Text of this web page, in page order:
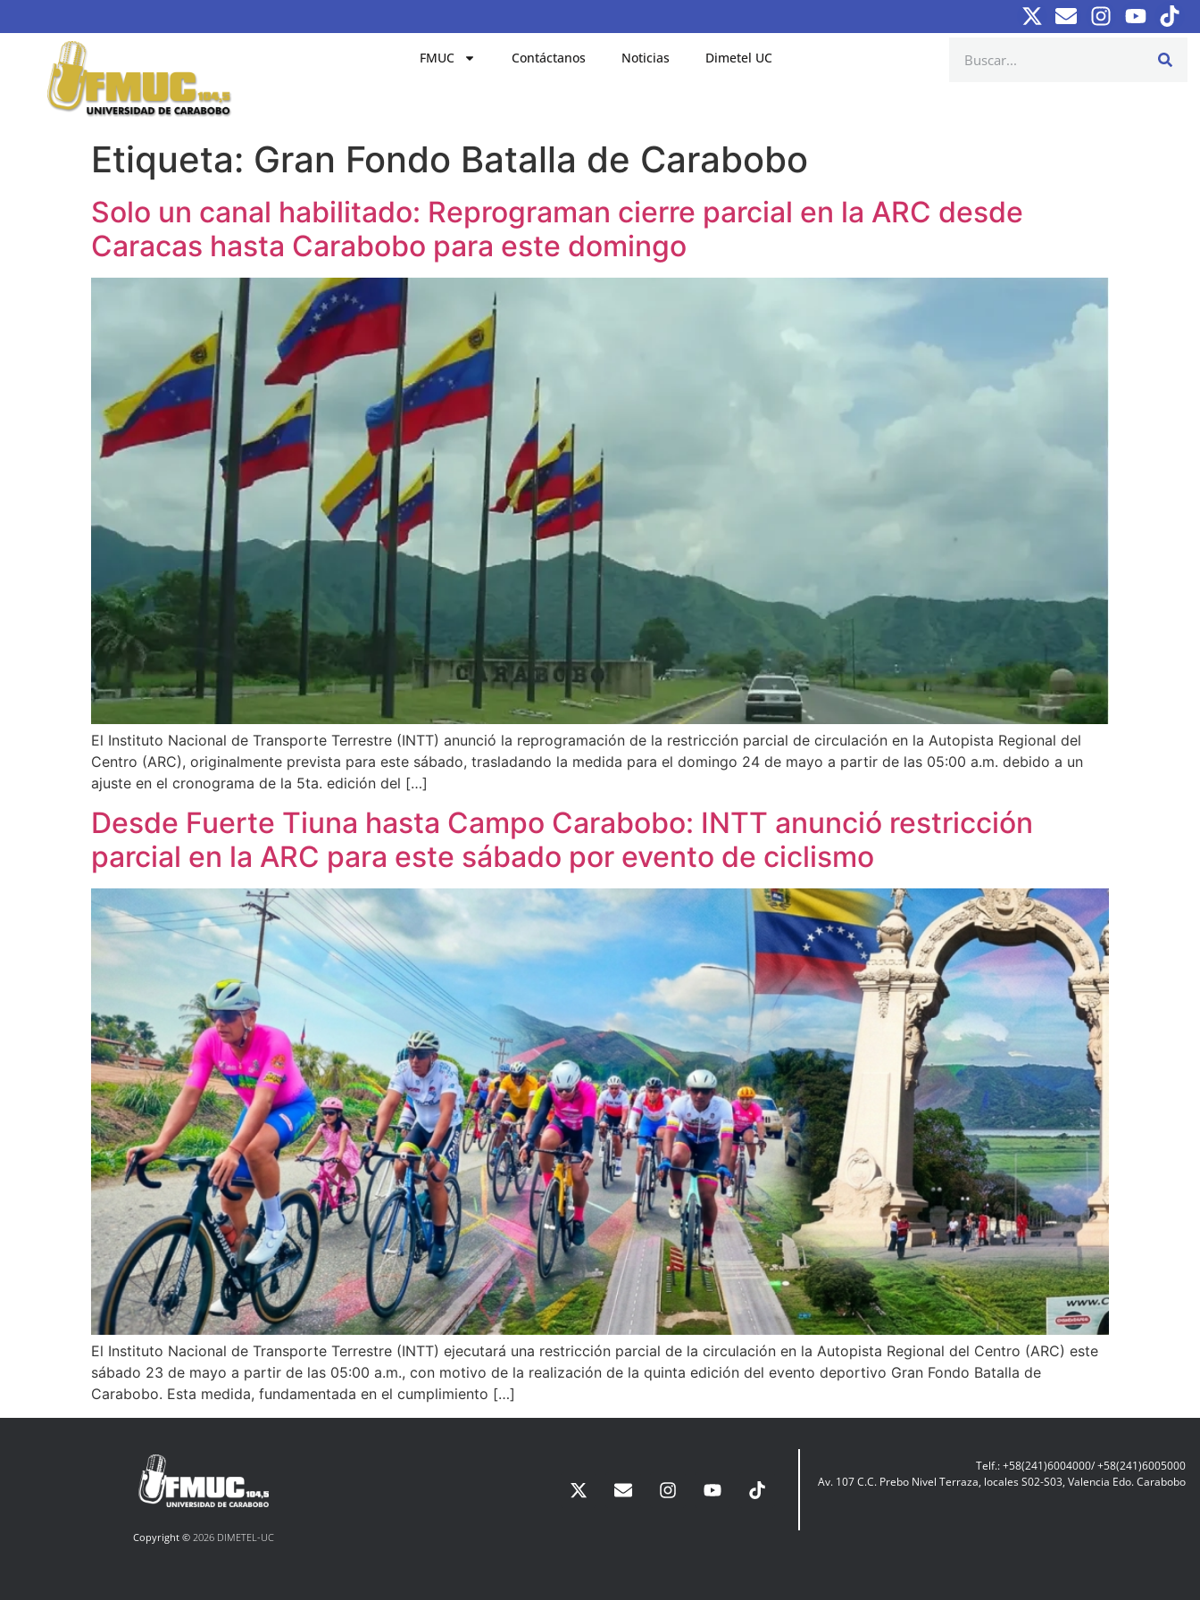
FMUC Contáctanos Noticias Dimetel UC
Etiqueta: Gran Fondo Batalla de Carabobo
Solo un canal habilitado: Reprograman cierre parcial en la ARC desde
Caracas hasta Carabobo para este domingo
El Instituto Nacional de Transporte Terrestre (INTT) anunció la reprogramación de la restricción parcial de circulación en la Autopista Regional del
Centro (ARC), originalmente prevista para este sábado, trasladando la medida para el domingo 24 de mayo a partir de las 05:00 a.m. debido a un
ajuste en el cronograma de la 5ta. edición del […]
Desde Fuerte Tiuna hasta Campo Carabobo: INTT anunció restricción
parcial en la ARC para este sábado por evento de ciclismo
El Instituto Nacional de Transporte Terrestre (INTT) ejecutará una restricción parcial de la circulación en la Autopista Regional del Centro (ARC) este
sábado 23 de mayo a partir de las 05:00 a.m., con motivo de la realización de la quinta edición del evento deportivo Gran Fondo Batalla de
Carabobo. Esta medida, fundamentada en el cumplimiento […]
Copyright ©2026 DIMETEL-UC
Telf.: +58(241)6004000/ +58(241)6005000
Av. 107 C.C. Prebo Nivel Terraza, locales S02-S03, Valencia Edo. Carabobo